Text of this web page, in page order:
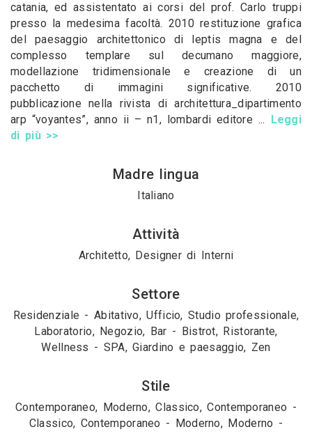
catania, ed assistentato ai corsi del prof. Carlo truppi
presso la medesima facoltà. 2010 restituzione grafica
del paesaggio architettonico di leptis magna e del
complesso templare sul decumano maggiore,
modellazione tridimensionale e creazione di un
pacchetto di immagini significative. 2010
pubblicazione nella rivista di architettura_dipartimento
arp “voyantes”, anno ii – n1, lombardi editore ... Leggi
di più >>
Madre lingua
Italiano
Attività
Architetto, Designer di Interni
Settore
Residenziale - Abitativo, Ufficio, Studio professionale,
Laboratorio, Negozio, Bar - Bistrot, Ristorante,
Wellness - SPA, Giardino e paesaggio, Zen
Stile
Contemporaneo, Moderno, Classico, Contemporaneo -
Classico, Contemporaneo - Moderno, Moderno -